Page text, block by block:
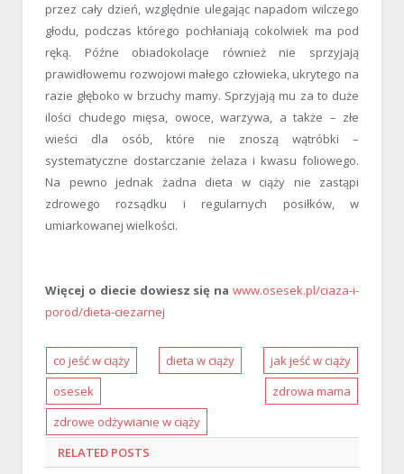
przez cały dzień, względnie ulegając napadom wilczego
głodu, podczas którego pochłaniają cokolwiek ma pod
ręką. Późne obiadokolacje również nie sprzyjają
prawidłowemu rozwojowi małego człowieka, ukrytego na
razie głęboko w brzuchy mamy. Sprzyjają mu za to duże
ilości chudego mięsa, owoce, warzywa, a także – złe
wieści dla osób, które nie znoszą wątróbki –
systematyczne dostarczanie żelaza i kwasu foliowego.
Na pewno jednak żadna dieta w ciąży nie zastąpi
zdrowego rozsądku i regularnych posiłków, w
umiarkowanej wielkości.
Więcej o diecie dowiesz się na www.osesek.pl/ciaza-i-
porod/dieta-ciezarnej
co jeść w ciąży dieta w ciąży
jak jeść w ciąży
osesek
zdrowa mama
zdrowe odżywianie w ciąży
RELATED POSTS